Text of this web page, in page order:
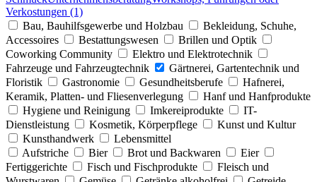
Verkostungen (1)
Bau, Bauhilfsgewerbe und Holzbau
Bekleidung, Schuhe,
Accessoires
Bestattungswesen
Brillen und Optik
Coworking Community
Elektro und Elektrotechnik
Fahrzeuge und Fahrzeugtechnik
Gärtnerei, Gartentechnik und
Floristik
Gastronomie Gesundheitsberufe
Hafnerei,
Keramik, Platten- und Fliesenverlegung
Hanf und Hanfprodukte
Hygiene und Reinigung
Imkereiprodukte
IT-
Dienstleistung
Kosmetik, Körperpflege
Kunst und Kultur
Kunsthandwerk
Lebensmittel
Aufstriche
Bier Brot und Backwaren
Eier
Fertiggerichte
Fisch und Fischprodukte
Fleisch und